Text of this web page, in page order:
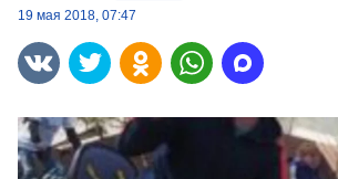
19 мая 2018, 07:47